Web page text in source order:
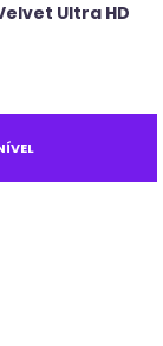
Ultra HD